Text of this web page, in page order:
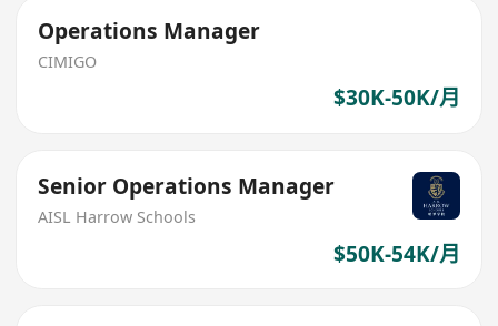
Operations Manager
CIMIGO
$30K-50K/月
Senior Operations Manager
AISL Harrow Schools
$50K-54K/月